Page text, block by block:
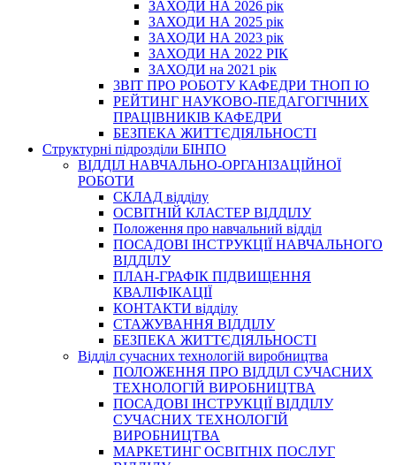
ЗАХОДИ НА 2026 рік
ЗАХОДИ НА 2025 рік
ЗАХОДИ НА 2023 рік
ЗАХОДИ НА 2022 РІК
ЗАХОДИ на 2021 рік
3BIT ПРО РОБОТУ КАФЕДРИ ТНОП ІО
РЕЙТИНГ НАУКОВО-ПЕДАГОГІЧНИХ
ПРАЦІВНИКІВ КАФЕДРИ
БЕЗПЕКА ЖИТТЄДІЯЛЬНОСТІ
Структурні підрозділи БІНПО
ВІДДІЛ НАВЧАЛЬНО-ОРГАНІЗАЦІЙНОЇ
РОБОТИ
СКЛАД відділу
ОСВІТНІЙ КЛАСТЕР ВІДДІЛУ
Положення про навчальний вiддiл
ПОСАДОВІ ІНСТРУКЦІЇ НАВЧАЛЬНОГО
ВІДДІЛУ
ПЛАН-ГРАФІК ПІДВИЩЕННЯ
КВАЛІФІКАЦІЇ
КОНТАКТИ відділу
СТАЖУВАННЯ ВІДДІЛУ
БЕЗПЕКА ЖИТТЄДІЯЛЬНОСТІ
Відділ сучасних технологій виробництва
ПОЛОЖЕННЯ ПРО ВІДДІЛ СУЧАСНИХ
ТЕХНОЛОГІЙ ВИРОБНИЦТВА
ПОСАДОВІ ІНСТРУКЦІЇ ВІДДІЛУ
СУЧАСНИХ ТЕХНОЛОГІЙ
ВИРОБНИЦТВА
МАРКЕТИНГ ОСВІТНІХ ПОСЛУГ